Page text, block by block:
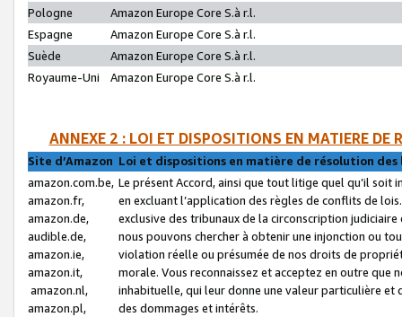
Pologne
Amazon Europe Core S.à r.l.
Espagne
Amazon Europe Core S.à r.l.
Suède
Amazon Europe Core S.à r.l.
Royaume-Uni
Amazon Europe Core S.à r.l.
ANNEXE 2 : LOI ET DISPOSITIONS EN MATIERE DE
Site d’Amazon Loi et dispositions en matière de résolution
amazon.com.be,
amazon.fr,
amazon.de,
audible.de,
amazon.ie,
amazon.it,
amazon.nl,
amazon.pl,
Le présent Accord, ainsi que tout litige quel qu’il soit
en excluant l’application des règles de conflits de
exclusive des tribunaux de la circonscription
nous pouvons chercher à obtenir une injonction ou
violation réelle ou présumée de nos droits de
morale. Vous reconnaissez et acceptez en outre que
inhabituelle, qui leur donne une valeur particulière
des dommages et intérêts.